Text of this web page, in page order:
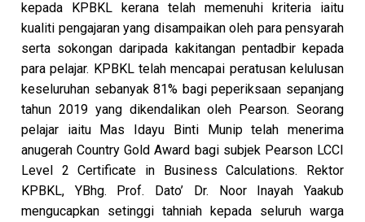
kepada KPBKL kerana telah memenuhi kriteria iaitu
kualiti pengajaran yang disampaikan oleh para pensyarah
serta sokongan daripada kakitangan pentadbir kepada
para pelajar. KPBKL telah mencapai peratusan kelulusan
keseluruhan sebanyak 81% bagi peperiksaan sepanjang
tahun 2019 yang dikendalikan oleh Pearson. Seorang
pelajar iaitu Mas Idayu Binti Munip telah menerima
anugerah Country Gold Award bagi subjek Pearson LCCI
Level 2 Certificate in Business Calculations. Rektor
KPBKL, YBhg. Prof. Dato’ Dr. Noor Inayah Yaakub
mengucapkan setinggi tahniah kepada seluruh warga